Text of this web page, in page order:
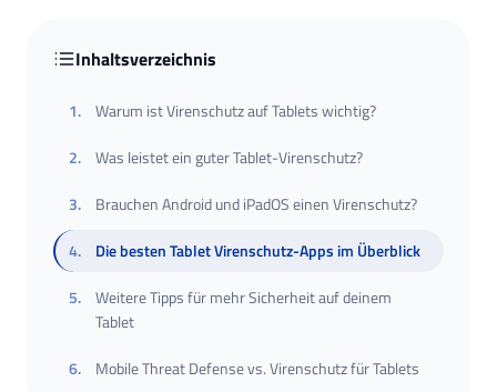
Inhaltsverzeichnis
1.
Warum ist Virenschutz auf Tablets wichtig?
2.
Was leistet ein guter Tablet-Virenschutz?
3.
Brauchen Android und iPadOS einen Virenschutz?
4.
Die besten Tablet Virenschutz-Apps im Überblick
5.
Weitere Tipps für mehr Sicherheit auf deinem
Tablet
6. Mobile Threat Defense vs. Virenschutz für Tablets